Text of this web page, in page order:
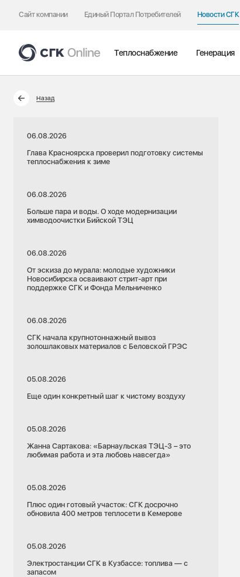
Сайт компании Единый Портал Потребителей Новости СГК
Теплоснабжение Генерация
Назад
06.08.2026
Глава Красноярска проверил подготовку системы
теплоснабжения к зиме
06.08.2026
Больше пара и воды. О ходе модернизации
химводоочистки Бийской ТЭЦ
06.08.2026
От эскиза до мурала: молодые художники
Новосибирска осваивают стрит-арт при
поддержке СГК и Фонда Мельниченко
06.08.2026
СГК начала крупнотоннажный вывоз
золошлаковых материалов с Беловской ГРЭС
05.08.2026
Еще один конкретный шаг к чистому воздуху
05.08.2026
Жанна Сартакова: «Барнаульская ТЭЦ-3 – это
любимая работа и эта любовь навсегда»
05.08.2026
Плюс один готовый участок: СГК досрочно
обновила 400 метров теплосети в Кемерове
05.08.2026
Электростанции СГК в Кузбассе: топлива — с
запасом